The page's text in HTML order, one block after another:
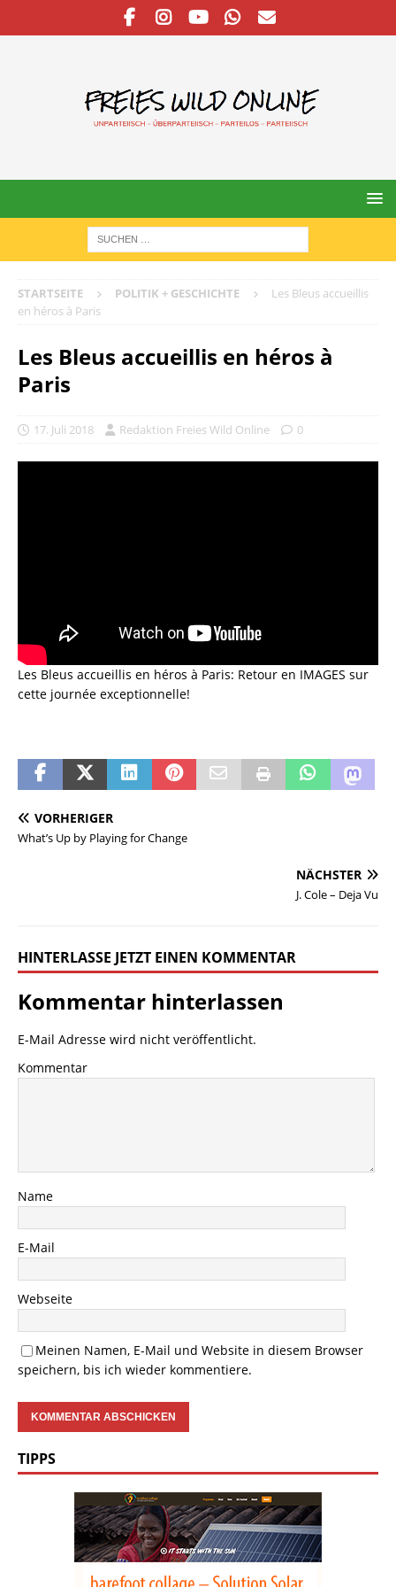
STARTSEITE POLITIK + GESCHICHTE
Les Bleus accueillis
en héros à Paris
Les Bleus accueillis en héros à
Paris
17. Juli 2018 Redaktion Freies Wild Online 0
Les Bleus accueillis en héros à Paris: Retour en IMAGES sur
cette journée exceptionnelle!
VORHERIGER
What’s Up by Playing for Change
NÄCHSTER
J. Cole – Deja Vu
HINTERLASSE JETZT EINEN KOMMENTAR
Kommentar hinterlassen
E-Mail Adresse wird nicht veröffentlicht.
Kommentar
Name
E-Mail
Webseite
Meinen Namen, E-Mail und Website in diesem Browser
speichern, bis ich wieder kommentiere.
TIPPS